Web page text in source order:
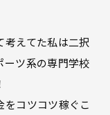
考えてた私は二択
ーツ系の専門学校
コツコツ稼ぐこ